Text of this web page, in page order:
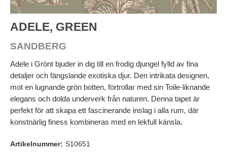
ADELE, GREEN
SANDBERG
Adele i Grönt bjuder in dig till en frodig djungel fylld av fina
detaljer och fängslande exotiska djur. Den intrikata designen,
mot en lugnande grön botten, förtrollar med sin Toile-liknande
elegans och dolda underverk från naturen. Denna tapet är
perfekt för att skapa ett fascinerande inslag i alla rum, där
konstnärlig finess kombineras med en lekfull känsla.
Artikelnummer: S10651